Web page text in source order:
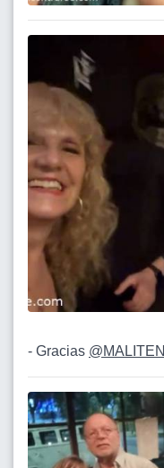
- Gracias @MALITEN